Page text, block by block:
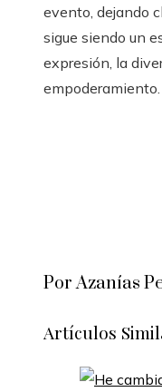
evento, dejando
sigue siendo un
expresión, la
empoderamiento.
Por Azanías
Artículos